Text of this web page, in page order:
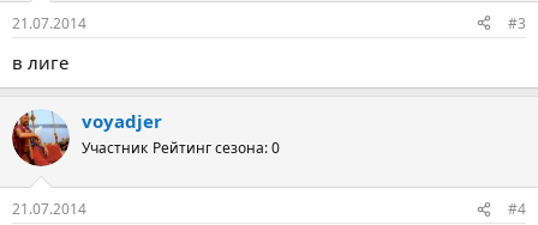
21.07.2014 #3
в лиге
voyadjer
Участник Рейтинг сезона: 0
21.07.2014 #4